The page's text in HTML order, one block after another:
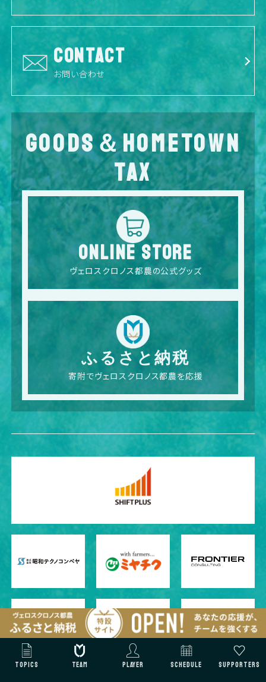
CONTACT
お問い合わせ
GOODS＆HOMETOWN
TAX
ONLINE STORE
ヴェロスクロノス都農の公式グッズ
ふるさと納税
寄附でヴェロスクロノス都農を応援
TOPICS TEAM PLAYER SCHEDULE SUPPORTERS